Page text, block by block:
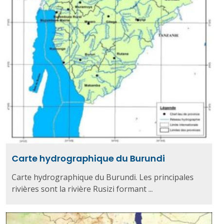
Carte hydrographique du Burundi
Carte hydrographique du Burundi. Les principales
rivières sont la rivière Rusizi formant ...